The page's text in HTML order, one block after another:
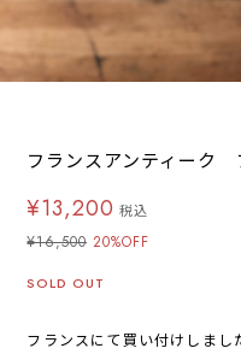
フランスアンティーク
¥13,200 税込
¥16,500 20%OFF
SOLD OUT
フランスにて買い付けしまし